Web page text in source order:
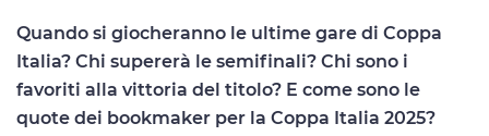
Quando si giocheranno le ultime gare di Coppa
Italia? Chi supererà le semifinali? Chi sono i
favoriti alla vittoria del titolo? E come sono le
quote dei bookmaker per la Coppa Italia 2025?